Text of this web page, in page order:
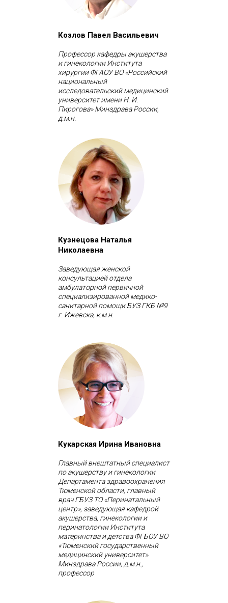
Козлов Павел Васильевич
Профессор кафедры акушерства
и гинекологии Института
хирургии ФГАОУ ВО «Российский
национальный
исследовательский медицинский
университет имени Н. И.
Пирогова» Минздрава России,
д.м.н.
Кузнецова Наталья
Николаевна
Заведующая женской
консультацией отдела
амбулаторной первичной
специализированной медико-
санитарной помощи БУЗ ГКБ №9
г. Ижевска, к.м.н.
Кукарская Ирина Ивановна
Главный внештатный специалист
по акушерству и гинекологии
Департамента здравоохранения
Тюменской области, главный
врач ГБУЗ ТО «Перинатальный
центр», заведующая кафедрой
акушерства, гинекологии и
перинатологии Института
материнства и детства ФГБОУ ВО
«Тюменский государственный
медицинский университет»
Минздрава России, д.м.н.,
профессор